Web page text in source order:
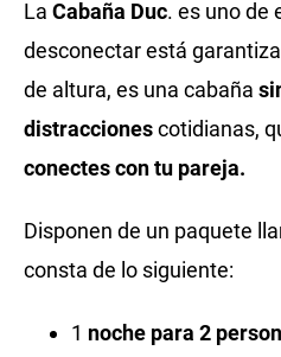
La Cabaña Duc. es uno de
desconectar está
de altura, es una cabaña
distraccionescotidianas,
conectes con tu pareja.
Disponen de un paquete
consta de lo siguiente:
1 noche para 2